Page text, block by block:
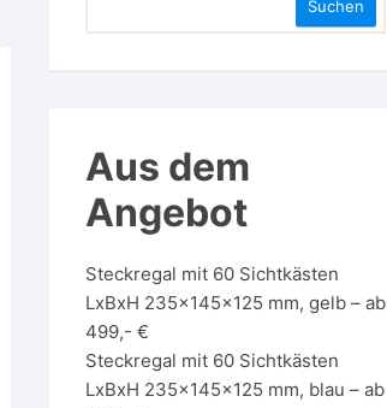
Suchen
Aus dem
Angebot
Steckregal mit 60 Sichtkästen
LxBxH 235x145x125 mm, gelb – ab
499,- €
Steckregal mit 60 Sichtkästen
LxBxH 235x145x125 mm, blau – ab